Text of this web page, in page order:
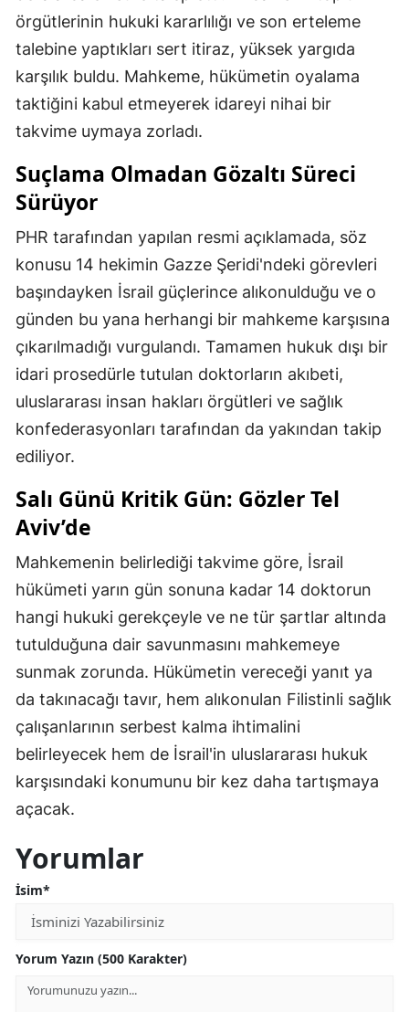
örgütlerinin hukuki kararlılığı ve son erteleme
talebine yaptıkları sert itiraz, yüksek yargıda
karşılık buldu. Mahkeme, hükümetin oyalama
taktiğini kabul etmeyerek idareyi nihai bir
takvime uymaya zorladı.
Suçlama Olmadan Gözaltı Süreci
Sürüyor
PHR tarafından yapılan resmi açıklamada, söz
konusu 14 hekimin Gazze Şeridi'ndeki görevleri
başındayken İsrail güçlerince alıkonulduğu ve o
günden bu yana herhangi bir mahkeme karşısına
çıkarılmadığı vurgulandı. Tamamen hukuk dışı bir
idari prosedürle tutulan doktorların akıbeti,
uluslararası insan hakları örgütleri ve sağlık
konfederasyonları tarafından da yakından takip
ediliyor.
Salı Günü Kritik Gün: Gözler Tel
Aviv’de
Mahkemenin belirlediği takvime göre, İsrail
hükümeti yarın gün sonuna kadar 14 doktorun
hangi hukuki gerekçeyle ve ne tür şartlar altında
tutulduğuna dair savunmasını mahkemeye
sunmak zorunda. Hükümetin vereceği yanıt ya
da takınacağı tavır, hem alıkonulan Filistinli sağlık
çalışanlarının serbest kalma ihtimalini
belirleyecek hem de İsrail'in uluslararası hukuk
karşısındaki konumunu bir kez daha tartışmaya
açacak.
Yorumlar
İsim*
Yorum Yazın (500 Karakter)